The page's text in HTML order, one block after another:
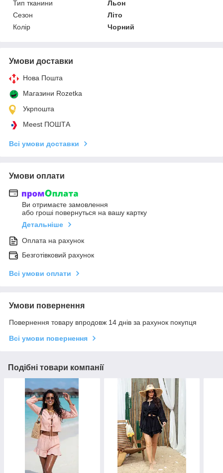
Тип тканини
Льон
Сезон
Літо
Колір
Чорний
Умови доставки
Нова Пошта
Магазини Rozetka
Укрпошта
Meest ПОШТА
Всі умови доставки
Умови оплати
Ви отримаєте замовлення
або гроші повернуться на вашу картку
Детальніше
Оплата на рахунок
Безготівковий рахунок
Всі умови оплати
Умови повернення
Повернення товару впродовж 14 днів за рахунок покупця
Всі умови повернення
Подібні товари компанії